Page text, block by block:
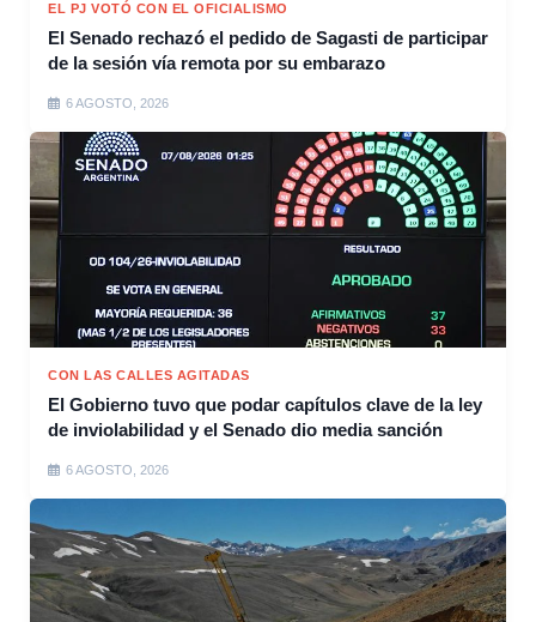
EL PJ VOTÓ CON EL OFICIALISMO
El Senado rechazó el pedido de Sagasti de participar
de la sesión vía remota por su embarazo
6 AGOSTO, 2026
CON LAS CALLES AGITADAS
El Gobierno tuvo que podar capítulos clave de la ley
de inviolabilidad y el Senado dio media sanción
6 AGOSTO, 2026